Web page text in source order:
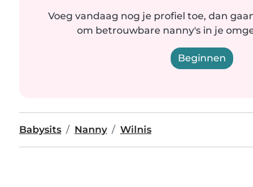
Voeg vandaag nog je profiel toe, dan
om betrouwbare nanny's in je
Beginnen
Babysits Nanny Wilnis